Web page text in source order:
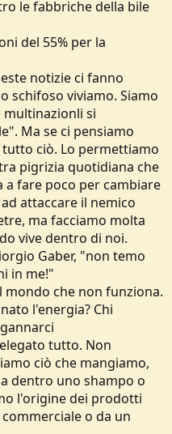
le fabbriche della bile
del 55% per la
notizie ci fanno
schifoso viviamo. Siamo
si
Ma se ci pensiamo
ciò. Lo permettiamo
pigrizia quotidiana che
fare poco per cambiare
attaccare il nemico
ma facciamo molta
vive dentro di noi.
Gaber, "non temo
in me!"
mondo che non funziona.
l'energia? Chi
tutto. Non
ciò che mangiamo,
dentro uno shampo o
l'origine dei prodotti
o da un